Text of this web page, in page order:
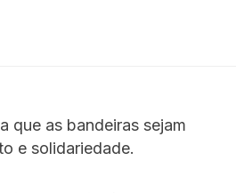
que as bandeiras sejam
e solidariedade.